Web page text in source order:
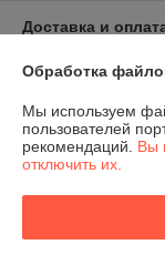
Доставка и
График работы
Полная версия
Сайт создан на
Обработка
Мы используем
пользователей
рекомендаций. Вы
отключить их.